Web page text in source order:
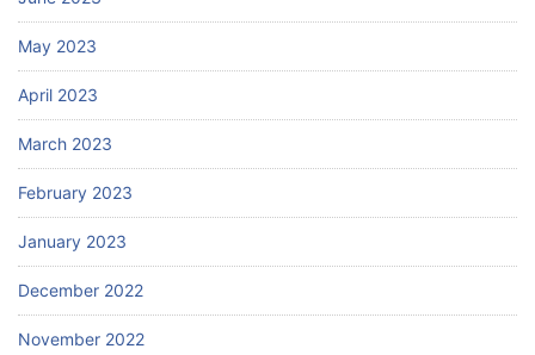
May 2023
April 2023
March 2023
February 2023
January 2023
December 2022
November 2022